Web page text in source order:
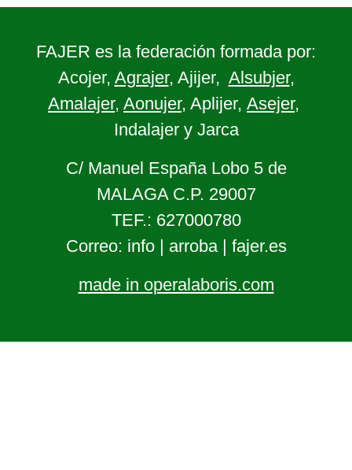
FAJER es la federación formada por:
Acojer, Agrajer, Ajijer, Alsubjer,
Amalajer, Aonujer, Aplijer, Asejer,
Indalajer y Jarca
C/ Manuel España Lobo 5 de
MALAGA C.P. 29007
TEF.: 627000780
Correo: info | arroba | fajer.es
made in operalaboris.com